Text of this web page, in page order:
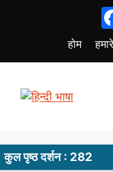
होम
कुल पृष्ठ दर्शन : 282